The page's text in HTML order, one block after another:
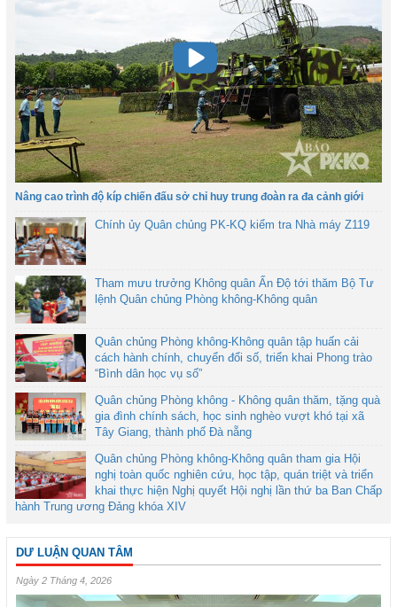
Nâng cao trình độ kíp chiến đấu sở chỉ huy trung đoàn ra đa cảnh giới
Chính ủy Quân chủng PK-KQ kiểm tra Nhà máy Z119
Tham mưu trưởng Không quân Ấn Độ tới thăm Bộ Tư
lệnh Quân chủng Phòng không-Không quân
Quân chủng Phòng không-Không quân tập huấn cải
cách hành chính, chuyển đổi số, triển khai Phong trào
“Bình dân học vụ số”
Quân chủng Phòng không - Không quân thăm, tặng quà
gia đình chính sách, học sinh nghèo vượt khó tại xã
Tây Giang, thành phố Đà nẵng
Quân chủng Phòng không-Không quân tham gia Hội
nghị toàn quốc nghiên cứu, học tập, quán triệt và triển
khai thực hiện Nghị quyết Hội nghị lần thứ ba Ban Chấp
hành Trung ương Đảng khóa XIV
DƯ LUẬN QUAN TÂM
Ngày 2 Tháng 4, 2026